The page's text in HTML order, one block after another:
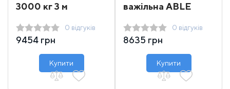
3000 кг 3 м
0 відгуків
9454 грн
Купити
важільна ABLE
6 м
0 відгуків
8635 грн
Купити